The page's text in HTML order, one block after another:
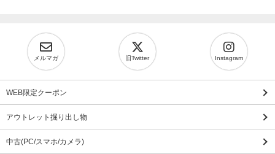
メルマガ 旧Twitter Instagram
WEB限定クーポン
アウトレット掘り出し物
中古(PC/スマホ/カメラ)